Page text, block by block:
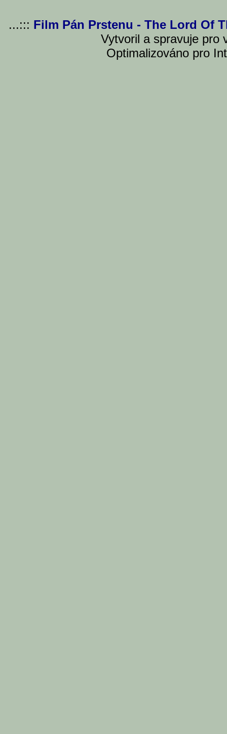
...::: Film Pán Prstenu - The Lord Of
Vytvoril a spravuje pro
Optimalizováno pro